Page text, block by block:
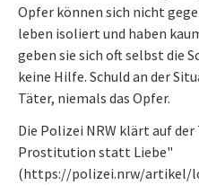
Opfer können sich nicht
leben isoliert und haben
geben sie sich oft selbst die
keine Hilfe. Schuld an der
Täter, niemals das Opfer.
Die Polizei NRW klärt auf
Prostitution statt Liebe"
(https://polizei.nrw/artikel/